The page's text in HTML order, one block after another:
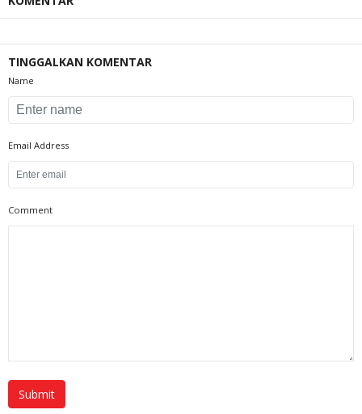
TINGGALKAN KOMENTAR
Name
Email Address
Comment